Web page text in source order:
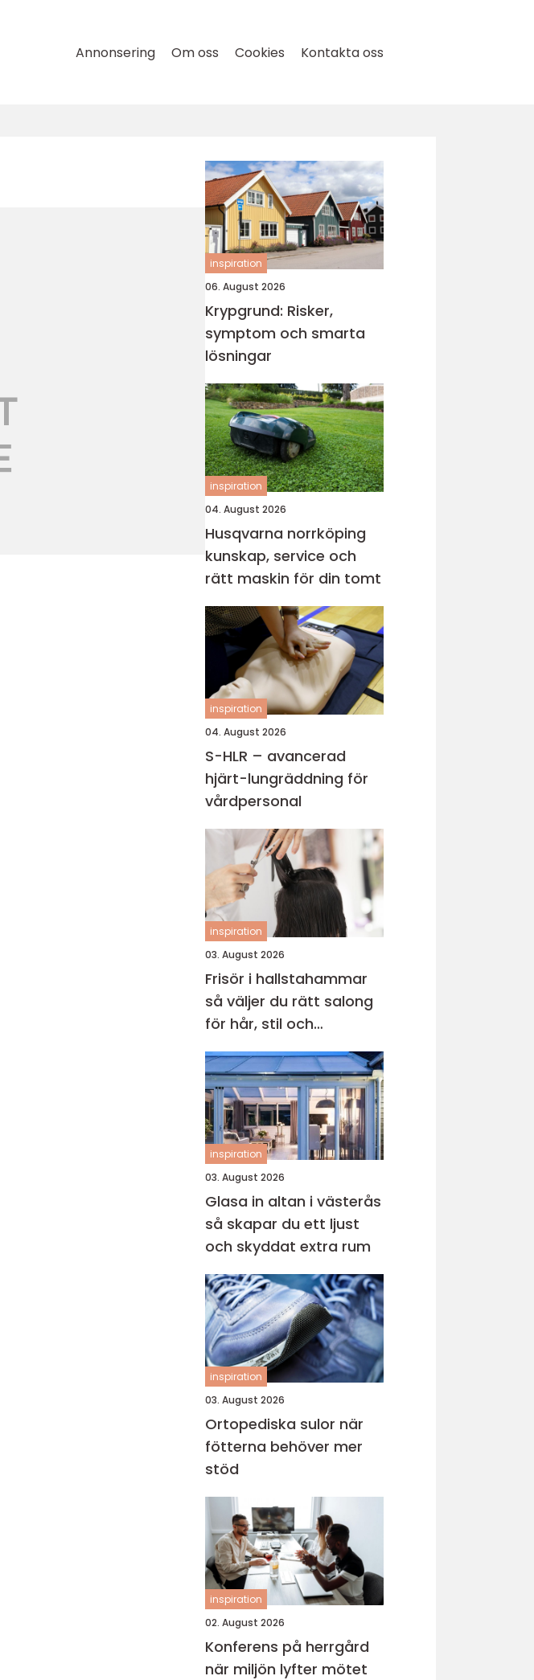
Annonsering Om oss Cookies Kontakta oss
inspiration
06. August 2026
Krypgrund: Risker,
symptom och smarta
lösningar
inspiration
04. August 2026
Husqvarna norrköping
kunskap, service och
rätt maskin för din tomt
inspiration
04. August 2026
S-HLR – avancerad
hjärt-lungräddning för
vårdpersonal
inspiration
03. August 2026
Frisör i hallstahammar
så väljer du rätt salong
för hår, stil och
välmående
inspiration
03. August 2026
Glasa in altan i västerås
så skapar du ett ljust
och skyddat extra rum
inspiration
03. August 2026
Ortopediska sulor när
fötterna behöver mer
stöd
inspiration
02. August 2026
Konferens på herrgård
när miljön lyfter mötet